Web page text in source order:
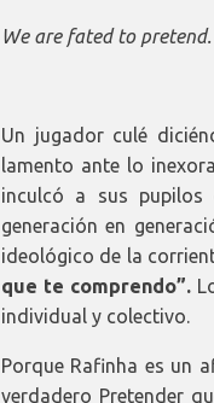
We are fated to pretend.
Un jugador culé
lamento ante lo
inculcó a sus
generación en
ideológico de la
que te comprendo”.
individual y colectivo.
Porque Rafinha es un
verdadero Pretender